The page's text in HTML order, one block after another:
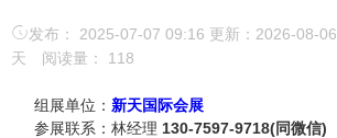
发布： 2025-07-07 09:16 更新：2026-08-06
天
阅读量： 118
组展单位： 新天国际会展
参展联系：林经理 130-7597-9718(同微信)